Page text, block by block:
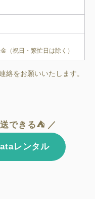
（祝日・繁忙日は除く）
絡をお願いいたします。
できる⛺ ／
レンタル